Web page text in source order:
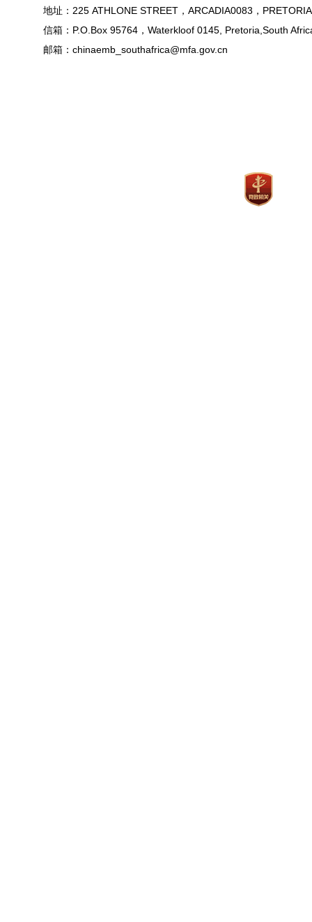
地址：225 ATHLONE STREET，ARCADIA0083，
信箱：P.O.Box 95764，Waterkloof 0145, Pretoria,South
邮箱：chinaemb_southafrica@mfa.gov.cn